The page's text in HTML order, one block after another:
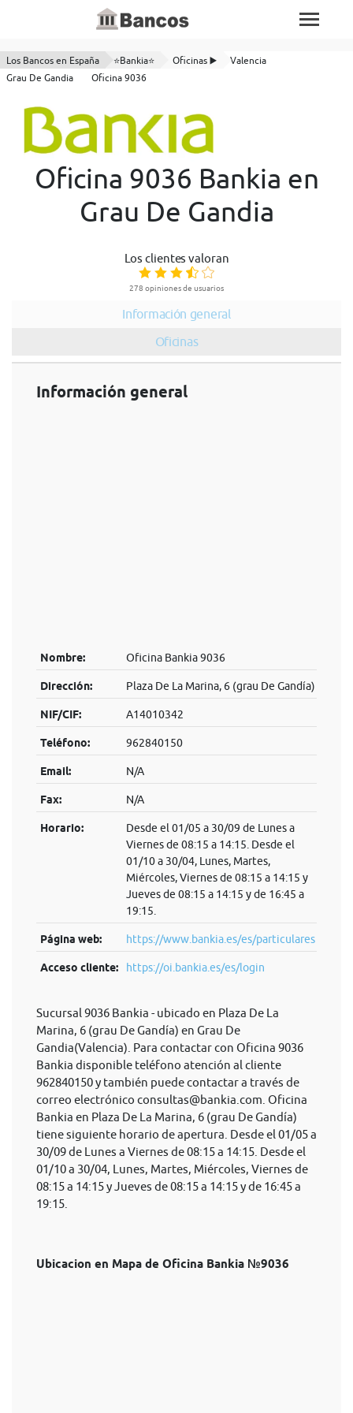
Los Bancos en España ⭐Bankia⭐ Oficinas ▶️
Valencia
Grau De Gandia
Oficina 9036
Oficina 9036 Bankia en
Grau De Gandia
Los clientes valoran
278 opiniones de usuarios
Información general
Oficinas
Información general
Nombre: Oficina Bankia 9036
Dirección: Plaza De La Marina, 6 (grau De Gandía)
NIF/CIF: A14010342
Teléfono: 962840150
Email: N/A
Fax: N/A
Horario:
Desde el 01/05 a 30/09 de Lunes a
Viernes de 08:15 a 14:15. Desde el
01/10 a 30/04, Lunes, Martes,
Miércoles, Viernes de 08:15 a 14:15 y
Jueves de 08:15 a 14:15 y de 16:45 a
19:15.
Página web: https://www.bankia.es/es/particulares
Acceso cliente: https://oi.bankia.es/es/login
Sucursal 9036 Bankia - ubicado en Plaza De La
Marina, 6 (grau De Gandía) en Grau De
Gandia(Valencia). Para contactar con Oficina 9036
Bankia disponible teléfono atención al cliente
962840150 y también puede contactar a través de
correo electrónico consultas@bankia.com . Oficina
Bankia en Plaza De La Marina, 6 (grau De Gandía)
tiene siguiente horario de apertura. Desde el 01/05 a
30/09 de Lunes a Viernes de 08:15 a 14:15. Desde el
01/10 a 30/04, Lunes, Martes, Miércoles, Viernes de
08:15 a 14:15 y Jueves de 08:15 a 14:15 y de 16:45 a
19:15.
Ubicacion en Mapa de Oficina Bankia №9036